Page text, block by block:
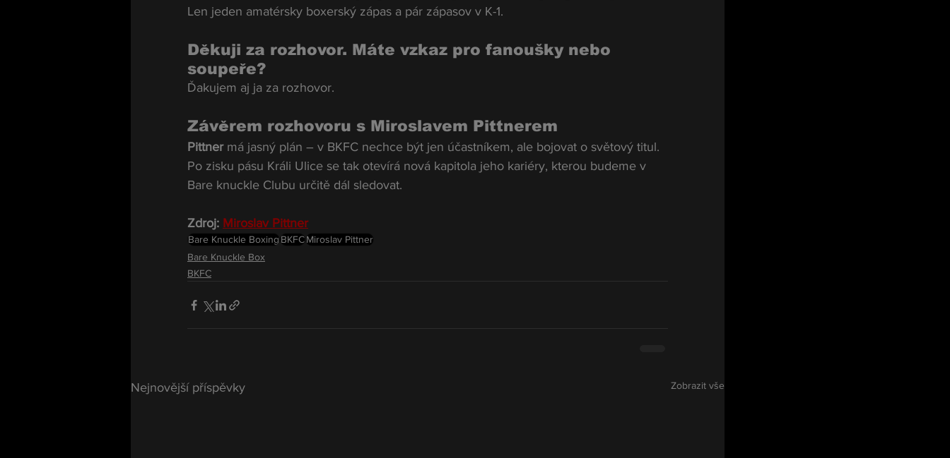
Len jeden amatérsky boxerský zápas a pár zápasov v K-1.
Děkuji za rozhovor. Máte vzkaz pro fanoušky nebo
soupeře?
Ďakujem aj ja za rozhovor.
Závěrem rozhovoru s Miroslavem Pittnerem
Pittner má jasný plán – v BKFC nechce být jen účastníkem, ale bojovat o světový titul.
Po zisku pásu Králi Ulice se tak otevírá nová kapitola jeho kariéry, kterou budeme v
Bare knuckle Clubu určitě dál sledovat.
Zdroj: Miroslav Pittner
Bare Knuckle Boxing BKFCMiroslav Pittner
Bare Knuckle Box
BKFC
Nejnovější příspěvky Zobrazit vše